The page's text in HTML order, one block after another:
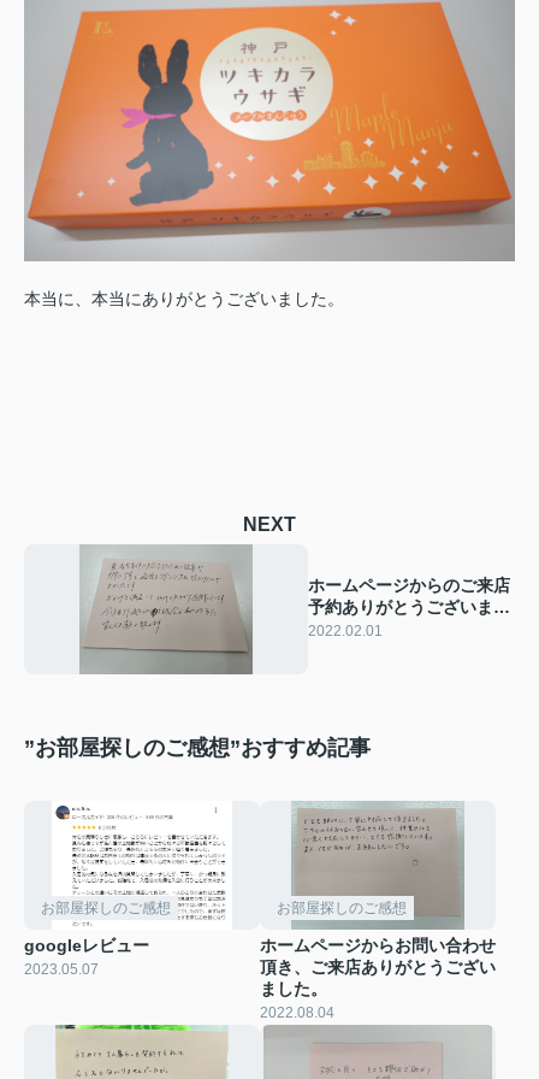
本当に、本当にありがとうございました。
NEXT
ホームページからのご来店
予約ありがとうございまし
た。
2022.02.01
”お部屋探しのご感想”おすすめ記事
お部屋探しのご感想
googleレビュー
2023.05.07
お部屋探しのご感想
ホームページからお問い合わせ
頂き、ご来店ありがとうござい
ました。
2022.08.04